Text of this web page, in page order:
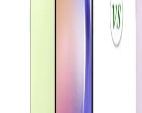
Galaxy A01, uygun fiyatı ve temel
kullanıcılar için ideal. 5.7 inç ekran, çift
batarya ile günlük kullanım için uygun bir
Akıllı Telefon Seçiminde Ekran,
Bu yazıda Oppo Reno A3 ve Samsung
telefon modellerinin ekran, batarya ve
karşılaştırılarak kullanıcıların tercihini